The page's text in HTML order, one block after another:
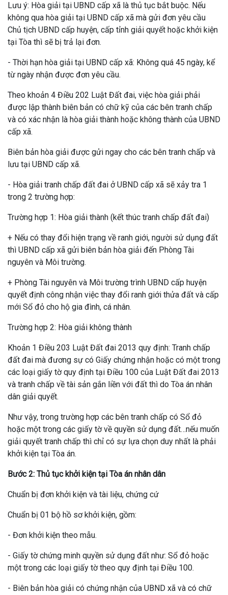
Lưu ý: Hòa giải tại UBND cấp xã là thủ tục bắt buộc. Nếu
không qua hòa giải tại UBND cấp xã mà gửi đơn yêu cầu
Chủ tịch UBND cấp huyện, cấp tỉnh giải quyết hoặc khởi kiện
tại Tòa thì sẽ bị trả lại đơn.
- Thời hạn hòa giải tại UBND cấp xã: Không quá 45 ngày, kể
từ ngày nhận được đơn yêu cầu.
Theo khoản 4 Điều 202 Luật Đất đai, việc hòa giải phải
được lập thành biên bản có chữ kỹ của các bên tranh chấp
và có xác nhận là hòa giải thành hoặc không thành của UBND
cấp xã.
Biên bản hòa giải được gửi ngay cho các bên tranh chấp và
lưu tại UBND cấp xã.
- Hòa giải tranh chấp đất đai ở UBND cấp xã sẽ xảy tra 1
trong 2 trường hợp:
Trường hợp 1: Hòa giải thành (kết thúc tranh chấp đất đai)
+ Nếu có thay đổi hiện trạng về ranh giới, người sử dụng đất
thì UBND cấp xã gửi biên bản hòa giải đến Phòng Tài
nguyên và Môi trường.
+ Phòng Tài nguyên và Môi trường trình UBND cấp huyện
quyết định công nhận việc thay đổi ranh giới thửa đất và cấp
mới Sổ đỏ cho hộ gia đình, cá nhân.
Trường hợp 2: Hòa giải không thành
Khoản 1 Điều 203 Luật Đất đai 2013 quy định: Tranh chấp
đất đai mà đương sự có Giấy chứng nhận hoặc có một trong
các loại giấy tờ quy định tại Điều 100 của Luật Đất đai 2013
và tranh chấp về tài sản gắn liền với đất thì do Tòa án nhân
dân giải quyết.
Như vậy, trong trường hợp các bên tranh chấp có Sổ đỏ
hoặc một trong các giấy tờ về quyền sử dụng đất…nếu muốn
giải quyết tranh chấp thì chỉ có sự lựa chọn duy nhất là phải
khởi kiện tại Tòa án.
Bước 2: Thủ tục khởi kiện tại Tòa án nhân dân
Chuẩn bị đơn khởi kiện và tài liệu, chứng cứ
Chuẩn bị 01 bộ hồ sơ khởi kiện, gồm:
- Đơn khởi kiện theo mẫu.
- Giấy tờ chứng minh quyền sử dụng đất như: Sổ đỏ hoặc
một trong các loại giấy tờ theo quy định tại Điều 100.
- Biên bản hòa giải có chứng nhận của UBND xã và có chữ